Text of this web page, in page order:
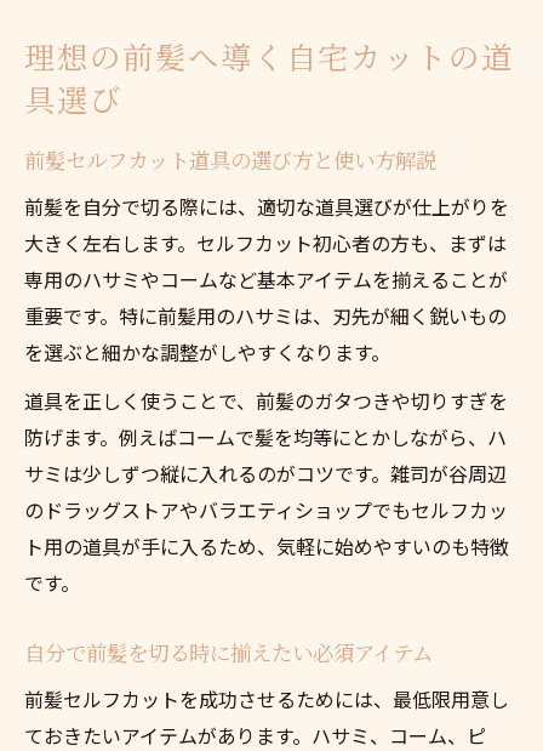
理想の前髪へ導く自宅カットの道
具選び
前髪セルフカット道具の選び方と使い方解説
前髪を自分で切る際には、適切な道具選びが仕上がりを
大きく左右します。セルフカット初心者の方も、まずは
専用のハサミやコームなど基本アイテムを揃えることが
重要です。特に前髪用のハサミは、刃先が細く鋭いもの
を選ぶと細かな調整がしやすくなります。
道具を正しく使うことで、前髪のガタつきや切りすぎを
防げます。例えばコームで髪を均等にとかしながら、ハ
サミは少しずつ縦に入れるのがコツです。雑司が谷周辺
のドラッグストアやバラエティショップでもセルフカッ
ト用の道具が手に入るため、気軽に始めやすいのも特徴
です。
自分で前髪を切る時に揃えたい必須アイテム
前髪セルフカットを成功させるためには、最低限用意し
ておきたいアイテムがあります。ハサミ、コーム、ピ